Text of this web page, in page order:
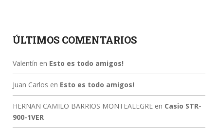
ÚLTIMOS COMENTARIOS
Valentín en Esto es todo amigos!
Juan Carlos en Esto es todo amigos!
HERNAN CAMILO BARRIOS MONTEALEGREen Casio STR-
900-1VER